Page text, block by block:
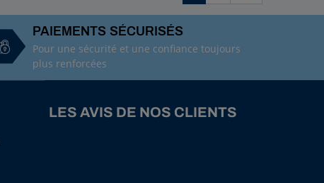
PAIEMENTS SÉCURISÉS
Pour une sécurité et une confiance toujours
plus renforcées
LES AVIS DE NOS CLIENTS